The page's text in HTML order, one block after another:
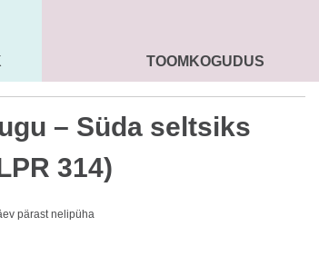
SEENIORID KOGUDUS
TOOMKOGUDUS
– Süda seltsiks
314)
pärast nelipüha